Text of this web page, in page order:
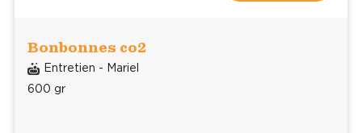
Bonbonnes co2
Entretien - Mariel
600 gr